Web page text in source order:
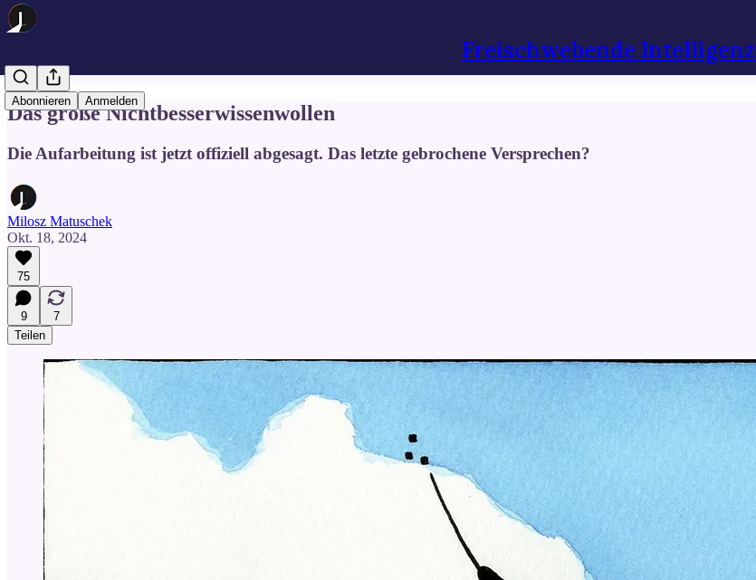
Freischwebende Intelligenz
Abonnieren Anmelden
Das große Nichtbesserwissenwollen
Die Aufarbeitung ist jetzt offiziell abgesagt. Das letzte gebrochene Versprechen?
Milosz Matuschek
Okt. 18, 2024
75
9
7
Teilen